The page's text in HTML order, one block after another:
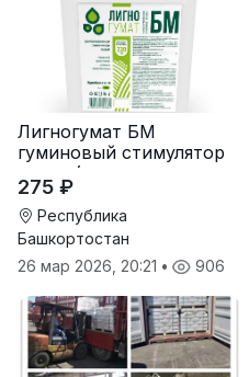
Лигногумат БМ
гуминовый стимулятор
роста (гумат калия с
фульвовыми кислотами)
275 ₽
Республика
Башкортостан
26 мар 2026, 20:21 • 906